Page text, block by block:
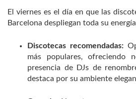
El viernes es el día en que las
Barcelona despliegan toda su
Discotecas recomendadas:
más populares, ofreciendo
presencia de DJs de
destaca por su ambiente